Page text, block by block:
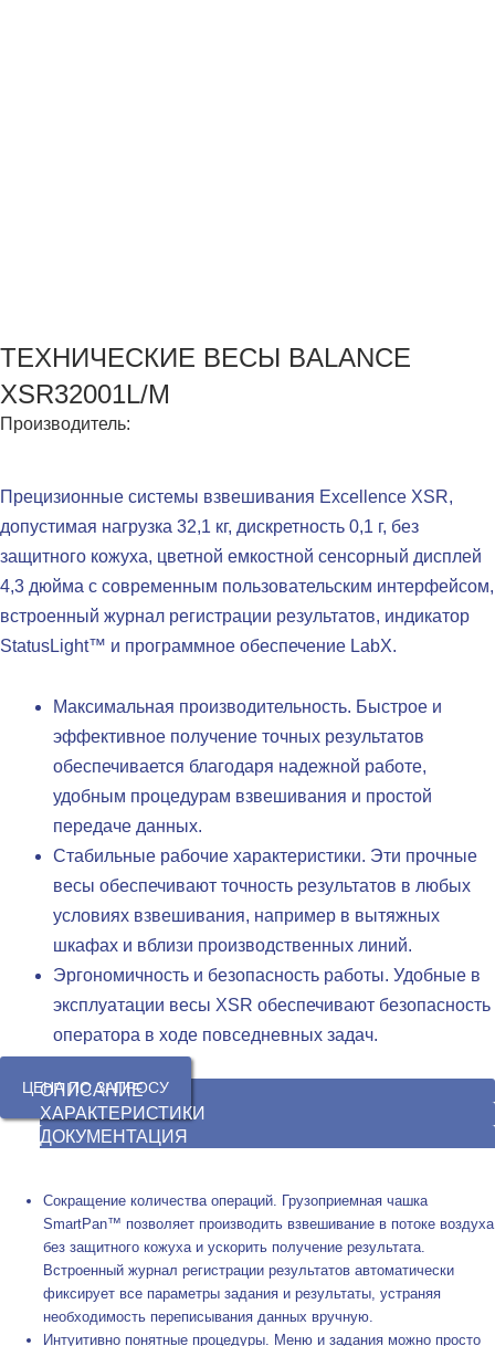
ТЕХНИЧЕСКИЕ ВЕСЫ BALANCE
XSR32001L/M
Производитель:
Прецизионные системы взвешивания Excellence XSR,
допустимая нагрузка 32,1 кг, дискретность 0,1 г, без
защитного кожуха, цветной емкостной сенсорный дисплей
4,3 дюйма с современным пользовательским интерфейсом,
встроенный журнал регистрации результатов, индикатор
StatusLight™ и программное обеспечение LabX.
Максимальная производительность. Быстрое и
эффективное получение точных результатов
обеспечивается благодаря надежной работе,
удобным процедурам взвешивания и простой
передаче данных.
Стабильные рабочие характеристики. Эти прочные
весы обеспечивают точность результатов в любых
условиях взвешивания, например в вытяжных
шкафах и вблизи производственных линий.
Эргономичность и безопасность работы. Удобные в
эксплуатации весы XSR обеспечивают безопасность
оператора в ходе повседневных задач.
ЦЕНА ПО ЗАПРОСУ
ОПИСАНИЕ
ХАРАКТЕРИСТИКИ
ДОКУМЕНТАЦИЯ
Сокращение количества операций. Грузоприемная чашка
SmartPan™ позволяет производить взвешивание в потоке воздуха
без защитного кожуха и ускорить получение результата.
Встроенный журнал регистрации результатов автоматически
фиксирует все параметры задания и результаты, устраняя
необходимость переписывания данных вручную.
Интуитивно понятные процедуры. Меню и задания можно просто